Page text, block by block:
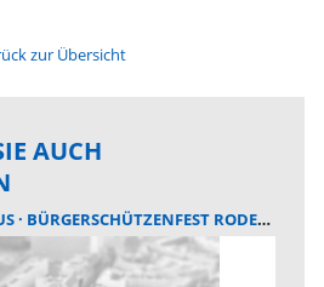
zur Übersicht
AUCH
BÜRGERSCHÜTZENFEST RODENBERG